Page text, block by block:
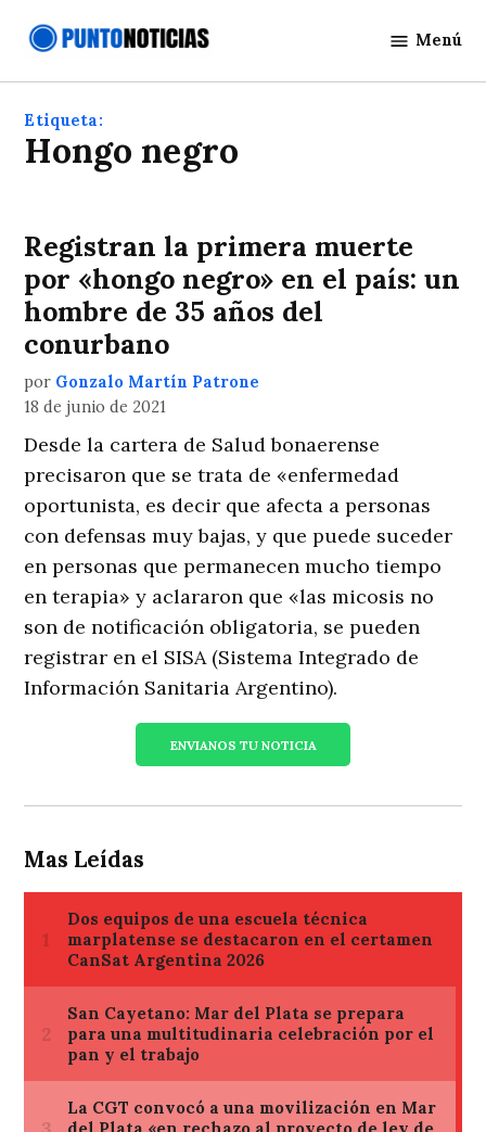
Noticias
Menú
Etiqueta:
Hongo negro
Registran la primera muerte
por «hongo negro» en el país: un
hombre de 35 años del
conurbano
por Gonzalo Martín Patrone
18 de junio de 2021
Desde la cartera de Salud bonaerense
precisaron que se trata de «enfermedad
oportunista, es decir que afecta a personas
con defensas muy bajas, y que puede suceder
en personas que permanecen mucho tiempo
en terapia» y aclararon que «las micosis no
son de notificación obligatoria, se pueden
registrar en el SISA (Sistema Integrado de
Información Sanitaria Argentino).
ENVIANOS TU NOTICIA
Mas Leídas